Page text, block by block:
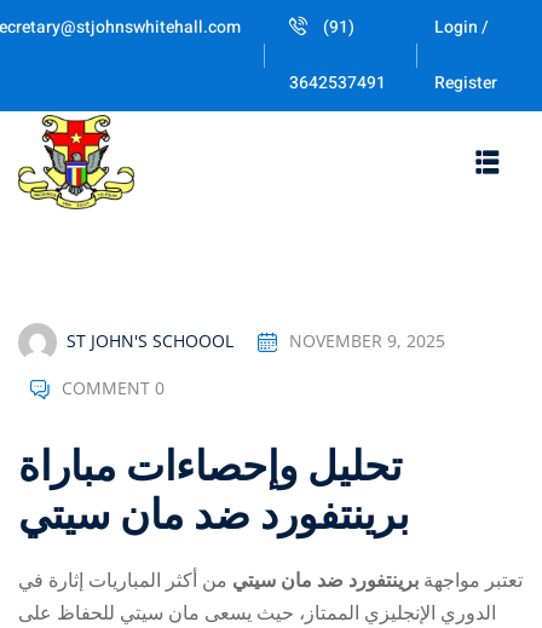
Skip
(91)
3642537491
Login /
Register
ST JOHN'S SCHOOOL NOVEMBER 9, 2025
COMMENT 0
تحليل وإحصاءات مباراة
برينتفورد ضد مان سيتي
تعتبر مواجهة برينتفورد ضد مان سيتي من أكثر المباريات إثارة في
الدوري الإنجليزي الممتاز، حيث يسعى مان سيتي للحفاظ على